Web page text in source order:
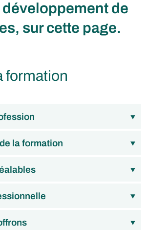
de
sur cette page.
formation
la formation